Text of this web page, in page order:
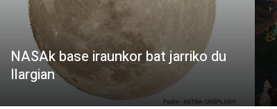
NASAk base iraunkor bat jarriko du
Ilargian